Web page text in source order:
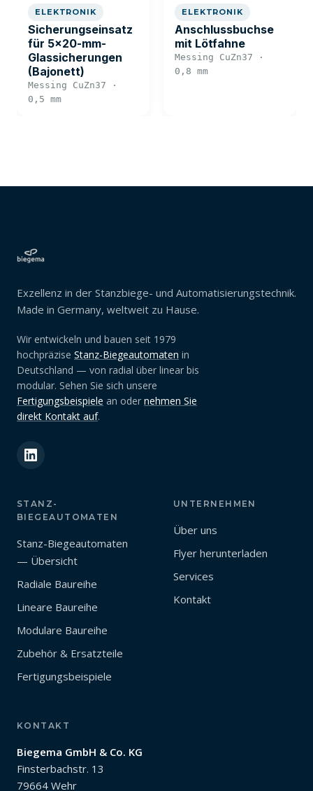
ELEKTRONIK
Sicherungseinsatz
für 5×20-mm-
Glassicherungen
(Bajonett)
Messing CuZn37 ·
0,5 mm
ELEKTRONIK
Anschlussbuchse
mit Lötfahne
Messing CuZn37 ·
0,8 mm
Exzellenz in der Stanzbiege- und Automatisierungstechnik.
Made in Germany, weltweit zu Hause.
Wir entwickeln und bauen seit 1979
hochpräzise Stanz-Biegeautomaten in
Deutschland — von radial über linear bis
modular. Sehen Sie sich unsere
Fertigungsbeispiele an oder nehmen Sie
direkt Kontakt auf.
STANZ-
BIEGEAUTOMATEN
Stanz-Biegeautomaten
— Übersicht
Radiale Baureihe
Lineare Baureihe
Modulare Baureihe
Zubehör & Ersatzteile
Fertigungsbeispiele
UNTERNEHMEN
Über uns
Flyer herunterladen
Services
Kontakt
KONTAKT
Biegema GmbH & Co. KG
Finsterbachstr. 13
79664 Wehr